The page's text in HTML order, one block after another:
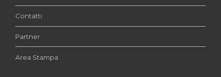
Contatti
Partner
Area Stampa